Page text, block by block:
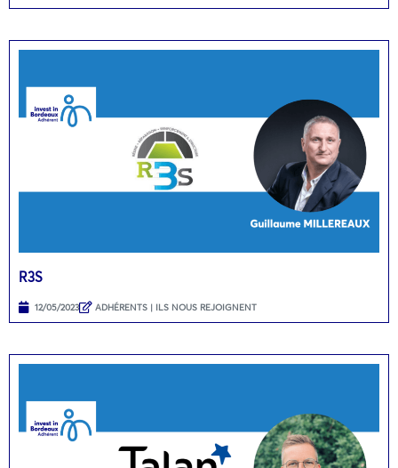
R3S
12/05/2023 ADHÉRENTS | ILS NOUS REJOIGNENT